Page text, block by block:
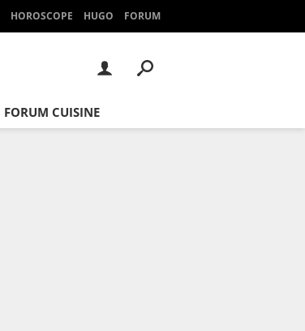
HOROSCOPE HUGO FORUM
FORUM CUISINE